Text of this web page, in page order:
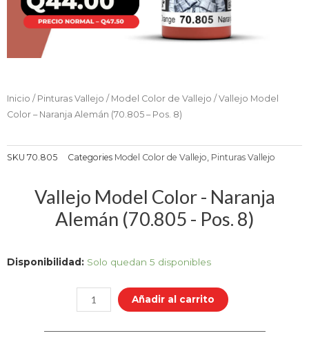
Inicio / Pinturas Vallejo / Model Color de Vallejo / Vallejo Model
Color – Naranja Alemán (70.805 – Pos. 8)
SKU 70.805 Categories Model Color de Vallejo, Pinturas Vallejo
Vallejo Model Color - Naranja
Alemán (70.805 - Pos. 8)
Disponibilidad: Solo quedan 5 disponibles
Vallejo
Color
-
Naranja
Añadir al carrito